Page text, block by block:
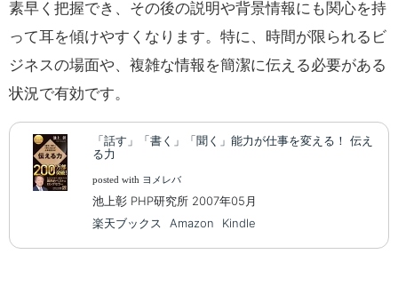
素早く把握でき、その後の説明や背景情報にも関心を持
って耳を傾けやすくなります。特に、時間が限られるビ
ジネスの場面や、複雑な情報を簡潔に伝える必要がある
状況で有効です。
「話す」「書く」「聞く」能力が仕事を変える！ 伝え
る力
posted with ヨメレバ
池上彰 PHP研究所 2007年05月
楽天ブックス
Amazon Kindle